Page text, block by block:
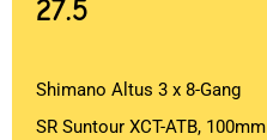
27.5
Shimano Altus 3 x 8-Gang
SR Suntour XCT-ATB, 100mm